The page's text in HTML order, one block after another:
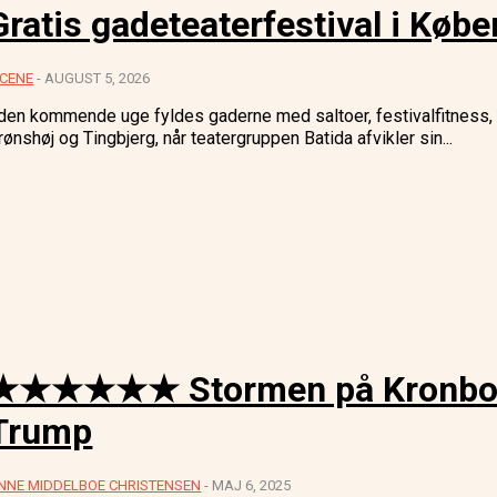
gadeteaterfestival i
- AUGUST 5, 2026
kommende uge fyldes gaderne med saltoer,
og Tingbjerg, når teatergruppen Batida afvikler sin...
Stormen på
MIDDELBOE CHRISTENSEN - MAJ 6, 2025